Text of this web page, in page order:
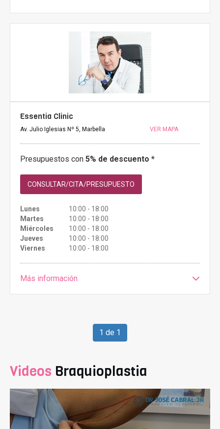
Essentia Clinic
Av. Julio Iglesias Nº 5, Marbella VER MAPA
Presupuestos con 5% de descuento *
CONSULTAR/CITA/PRESUPUESTO
Lunes
10:00 - 18:00
Martes
10:00 - 18:00
Miércoles
10:00 - 18:00
Jueves
10:00 - 18:00
Viernes
10:00 - 18:00
Más información
1 de 1
Videos Braquioplastia